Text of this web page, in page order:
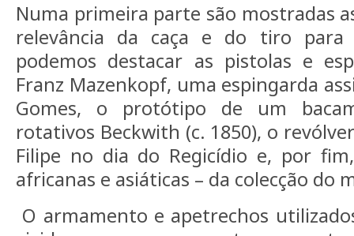
Numa primeira parte são mostradas
relevância da caça e do tiro
podemos destacar as pistolas e
Franz Mazenkopf, uma espingarda
Gomes, o protótipo de um
rotativos Beckwith (c. 1850), o
Filipe no dia do Regicídio e, por
africanas e asiáticas – da colecção do
O armamento e apetrechos